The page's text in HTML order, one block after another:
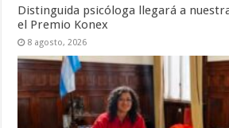
Distinguida psicóloga llegará a
el Premio Konex
8 agosto, 2026